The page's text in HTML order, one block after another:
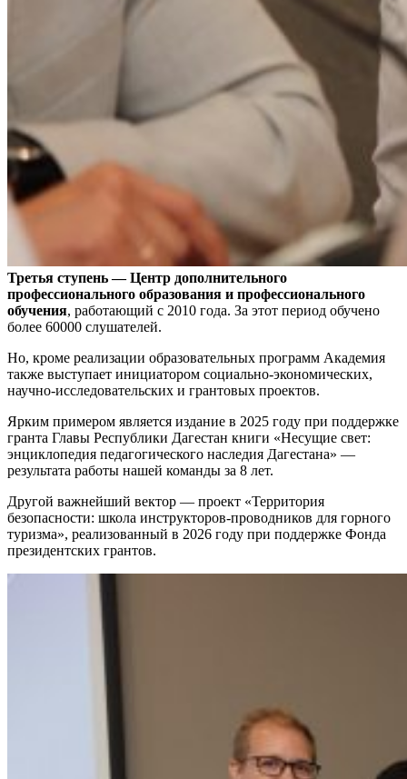
Третья ступень — Центр дополнительного
профессионального образования и профессионального
обучения, работающий с 2010 года. За этот период обучено
более 60000 слушателей.
Но, кроме реализации образовательных программ Академия
также выступает инициатором социально-экономических,
научно-исследовательских и грантовых проектов.
Ярким примером является издание в 2025 году при поддержке
гранта Главы Республики Дагестан книги «Несущие свет:
энциклопедия педагогического наследия Дагестана» —
результата работы нашей команды за 8 лет.
Другой важнейший вектор — проект «Территория
безопасности: школа инструкторов-проводников для горного
туризма», реализованный в 2026 году при поддержке Фонда
президентских грантов.